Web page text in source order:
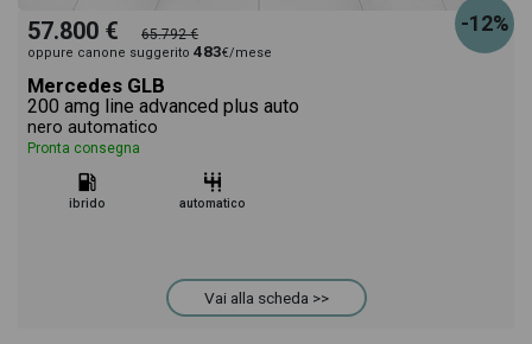
-12%
57.800 € 65.792 €
oppure canone suggerito 483€/mese
Mercedes GLB
200 amg line advanced plus auto
nero automatico
Pronta consegna
ibrido automatico
Vai alla scheda >>